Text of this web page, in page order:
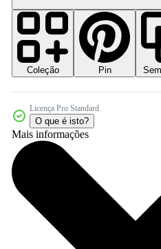
Coleção Pin
Licença Pro Standard
O que é isto?
Mais informações